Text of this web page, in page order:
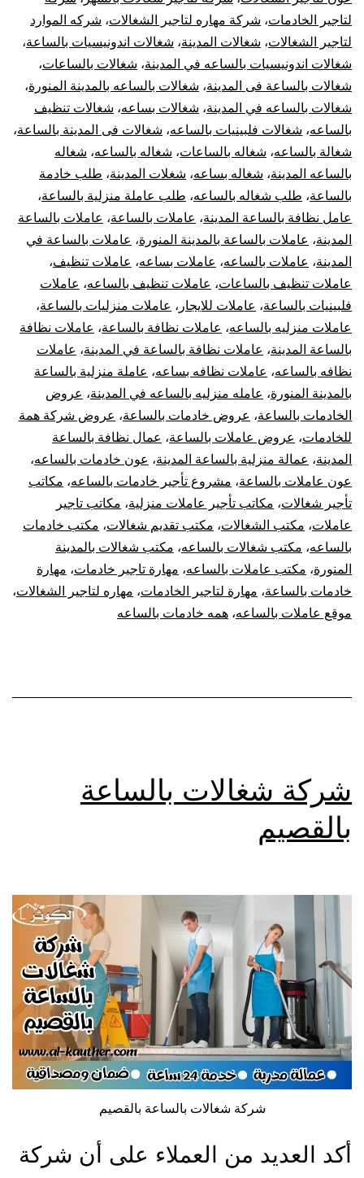
لتاجير الخادمات، شركة مهاره لتاجير الشغالات، شركه الموارد
لتاجير الشغالات، شغالات المدينة، شغالات اندونيسيات بالساعة،
شغالات اندونيسيات بالساعه في المدينة، شغالات بالساعات،
شغالات بالساعة فى المدينة، شغالات بالساعه بالمدينة المنورة،
شغالات بالساعه في المدينة، شغالات بساعه، شغالات تنظيف
بالساعه، شغالات فلبينيات بالساعه، شغالات فى المدينة بالساعة،
شغالة بالساعه، شغاله بالساعات، شغاله بالساعه، شغاله
بالساعه المدينة، شغاله بساعه، شغلات المدينة، طلب خادمة
بالساعة، طلب شغاله بالساعه، طلب عاملة منزلية بالساعة،
عامل نظافة بالساعة المدينة، عاملات بالساعة، عاملات بالساعة
المدينة، عاملات بالساعة بالمدينة المنورة، عاملات بالساعة في
المدينة، عاملات بالساعه، عاملات بساعه، عاملات تنظيف،
عاملات تنظيف بالساعات، عاملات تنظيف بالساعه، عاملات
فلبينيات بالساعة، عاملات للايجار ، عاملات منزليات بالساعة،
عاملات منزليه بالساعه، عاملات نظافة بالساعة، عاملات نظافة
بالساعة المدينة، عاملات نظافة بالساعة في المدينة، عاملات
نظافه بالساعه، عاملات نظافه بساعه، عاملة منزلية بالساعة
بالمدينة المنورة، عامله منزليه بالساعه في المدينة، عروض
الخادمات بالساعة، عروض خادمات بالساعة، عروض شركة همة
للخادمات، عروض عاملات بالساعة، عمال نظافة بالساعة
المدينة، عمالة منزلية بالساعة المدينة، عون خادمات بالساعه،
عون عاملات بالساعة، مشروع تأجير خادمات بالساعه، مكاتب
تأجير شغالات، مكاتب تأجير عاملات منزلية، مكاتب تاجير
عاملات، مكتب الشغالات، مكتب تقديم شغالات، مكتب خادمات
بالساعه، مكتب شغالات بالساعه، مكتب شغالات بالمدينة
المنورة، مكتب عاملات بالساعه، مهارة تاجير خادمات، مهارة
خادمات بالساعة، مهارة لتاجير الخادمات، مهاره لتاجير الشغالات،
موقع عاملات بالساعه، همه خادمات بالساعه
شركة شغالات بالساعة
بالقصيم
شركة شغالات بالساعة بالقصيم
أكد العديد من العملاء على أن شركة